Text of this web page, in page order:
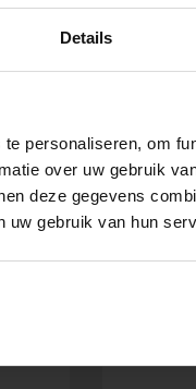
Details
personaliseren, om
over uw gebruik
deze gegevens
uw gebruik van hun